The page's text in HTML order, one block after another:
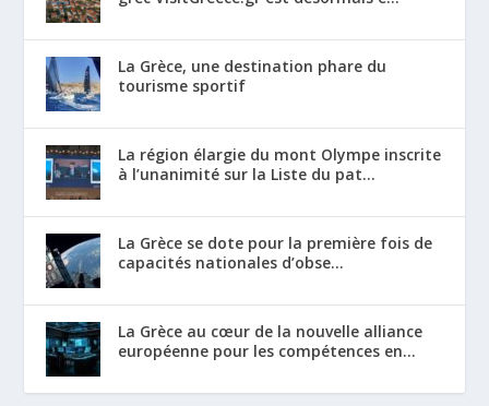
La Grèce, une destination phare du
tourisme sportif
La région élargie du mont Olympe inscrite
à l’unanimité sur la Liste du pat...
La Grèce se dote pour la première fois de
capacités nationales d’obse...
La Grèce au cœur de la nouvelle alliance
européenne pour les compétences en...